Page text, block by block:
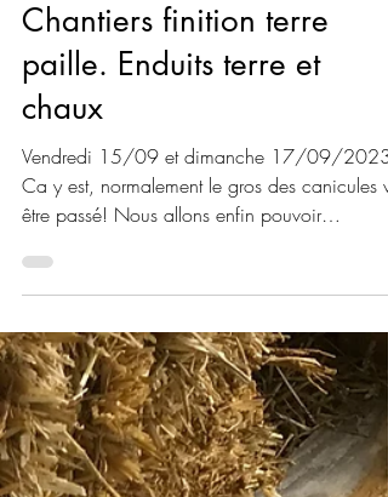
E Lenoir
5 sept. 2023
3 min de lecture
Chantiers finition terre
paille. Enduits terre et
chaux
Vendredi 15/09 et dimanche 17/09/2023
Ca y est, normalement le gros des canicules va